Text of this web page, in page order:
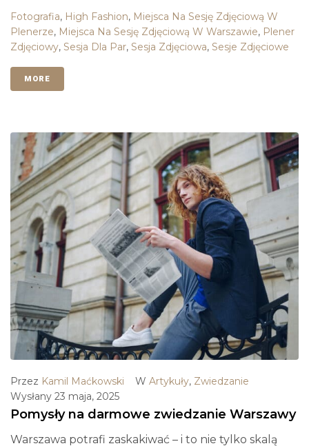
Fotografia, High Fashion, Miejsca Na Sesję Zdjęciową W
Plenerze, Miejsca Na Sesję Zdjęciową W Warszawie, Plener
Zdjęciowy, Sesja Dla Par, Sesja Zdjęciowa, Sesje Zdjęciowe
MORE
Przez Kamil Maćkowski W Artykuły, Zwiedzanie
Wysłany 23 maja, 2025
Pomysły na darmowe zwiedzanie Warszawy
Warszawa potrafi zaskakiwać – i to nie tylko skalą